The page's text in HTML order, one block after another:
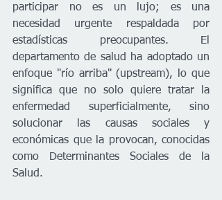
participar no es un lujo; es una
necesidad urgente respaldada por
estadísticas preocupantes. El
departamento de salud ha adoptado un
enfoque "río arriba" (upstream), lo que
significa que no solo quiere tratar la
enfermedad superficialmente, sino
solucionar las causas sociales y
económicas que la provocan, conocidas
como Determinantes Sociales de la
Salud.